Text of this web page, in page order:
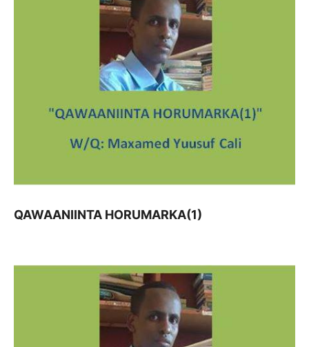
QAWAANIINTA HORUMARKA(1)